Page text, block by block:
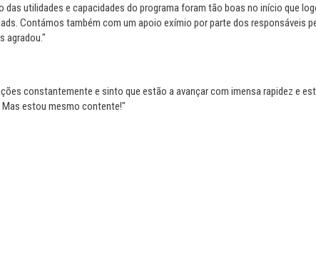
das utilidades e capacidades do programa foram tão boas no início que
Contámos também com um apoio exímio por parte dos responsáveis
agradou."
constantemente e sinto que estão a avançar com imensa rapidez e
estou mesmo contente!"